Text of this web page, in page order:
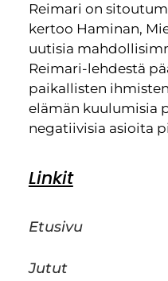
Reimari on
kertoo Haminan,
uutisia
Reimari-lehdestä
paikallisten
elämän kuulumisia
negatiivisia asioita
Linkit
Etusivu
Jutut